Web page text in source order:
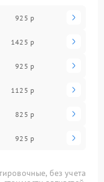
925 р
1425 р
925 р
1125 р
825 р
925 р
без учета